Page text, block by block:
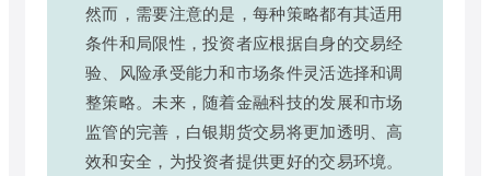
然而，需要注意的是，每种策略都有其适用
条件和局限性，投资者应根据自身的交易经
验、风险承受能力和市场条件灵活选择和调
整策略。未来，随着金融科技的发展和市场
监管的完善，白银期货交易将更加透明、高
效和安全，为投资者提供更好的交易环境。